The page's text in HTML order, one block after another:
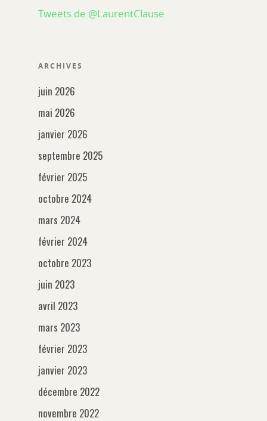
Tweets de @LaurentClause
ARCHIVES
juin 2026
mai 2026
janvier 2026
septembre 2025
février 2025
octobre 2024
mars 2024
février 2024
octobre 2023
juin 2023
avril 2023
mars 2023
février 2023
janvier 2023
décembre 2022
novembre 2022